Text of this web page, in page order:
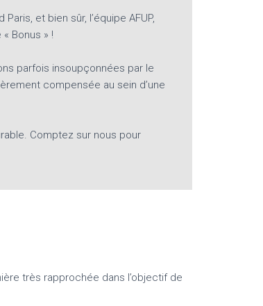
et bien sûr, l’équipe AFUP,
Bonus » !
parfois insoupçonnées par le
compensée au sein d’une
Comptez sur nous pour
très rapprochée dans l’objectif de